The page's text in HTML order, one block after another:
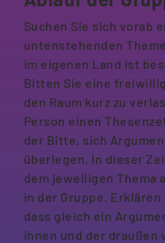
Suchen Sie sich vorab
untenstehenden
im eigenen Land ist
Bitten Sie eine
den Raum kurz zu
Person einen
der Bitte, sich
überlegen. In dieser
dem jeweiligen Thema
in der Gruppe.
dass gleich ein
ihnen und der draußen